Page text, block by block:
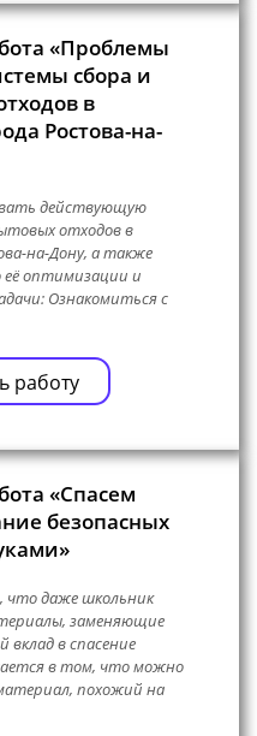
«Проблемы
сбора и
в
Ростова-на-
действующую
отходов в
на-Дону, а также
оптимизации и
Ознакомиться с
работу
«Спасем
безопасных
что даже школьник
заменяющие
вклад в спасение
в том, что можно
похожий на